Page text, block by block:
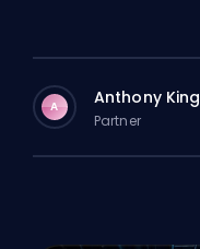
A Anthony King
Partner